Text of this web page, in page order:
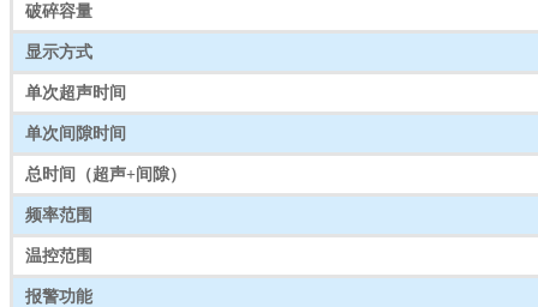
破碎容量
显示方式
单次超声时间
单次间隙时间
总时间（超声+间隙）
频率范围
温控范围
报警功能